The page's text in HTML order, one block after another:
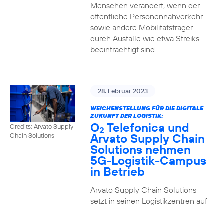
Menschen verändert, wenn der
öffentliche Personennahverkehr
sowie andere Mobilitätsträger
durch Ausfälle wie etwa Streiks
beeinträchtigt sind.
Credits: Arvato Supply
Chain Solutions
28. Februar 2023
WEICHENSTELLUNG FÜR DIE DIGITALE
ZUKUNFT DER LOGISTIK:
O2 Telefonica und
Arvato Supply Chain
Solutions nehmen
5G-Logistik-Campus
in Betrieb
Arvato Supply Chain Solutions
setzt in seinen Logistikzentren auf